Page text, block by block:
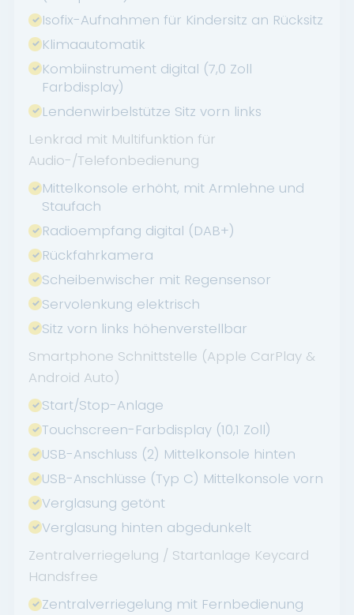
Isofix-Aufnahmen für Kindersitz an Rücksitz
Klimaautomatik
Kombiinstrument digital (7,0 Zoll
Farbdisplay)
Lendenwirbelstütze Sitz vorn links
Lenkrad mit Multifunktion für
Audio-/Telefonbedienung
Mittelkonsole erhöht, mit Armlehne und
Staufach
Radioempfang digital (DAB+)
Rückfahrkamera
Scheibenwischer mit Regensensor
Servolenkung elektrisch
Sitz vorn links höhenverstellbar
Smartphone Schnittstelle (Apple CarPlay &
Android Auto)
Start/Stop-Anlage
Touchscreen-Farbdisplay (10,1 Zoll)
USB-Anschluss (2) Mittelkonsole hinten
USB-Anschlüsse (Typ C) Mittelkonsole vorn
Verglasung getönt
Verglasung hinten abgedunkelt
Zentralverriegelung / Startanlage Keycard
Handsfree
Zentralverriegelung mit Fernbedienung